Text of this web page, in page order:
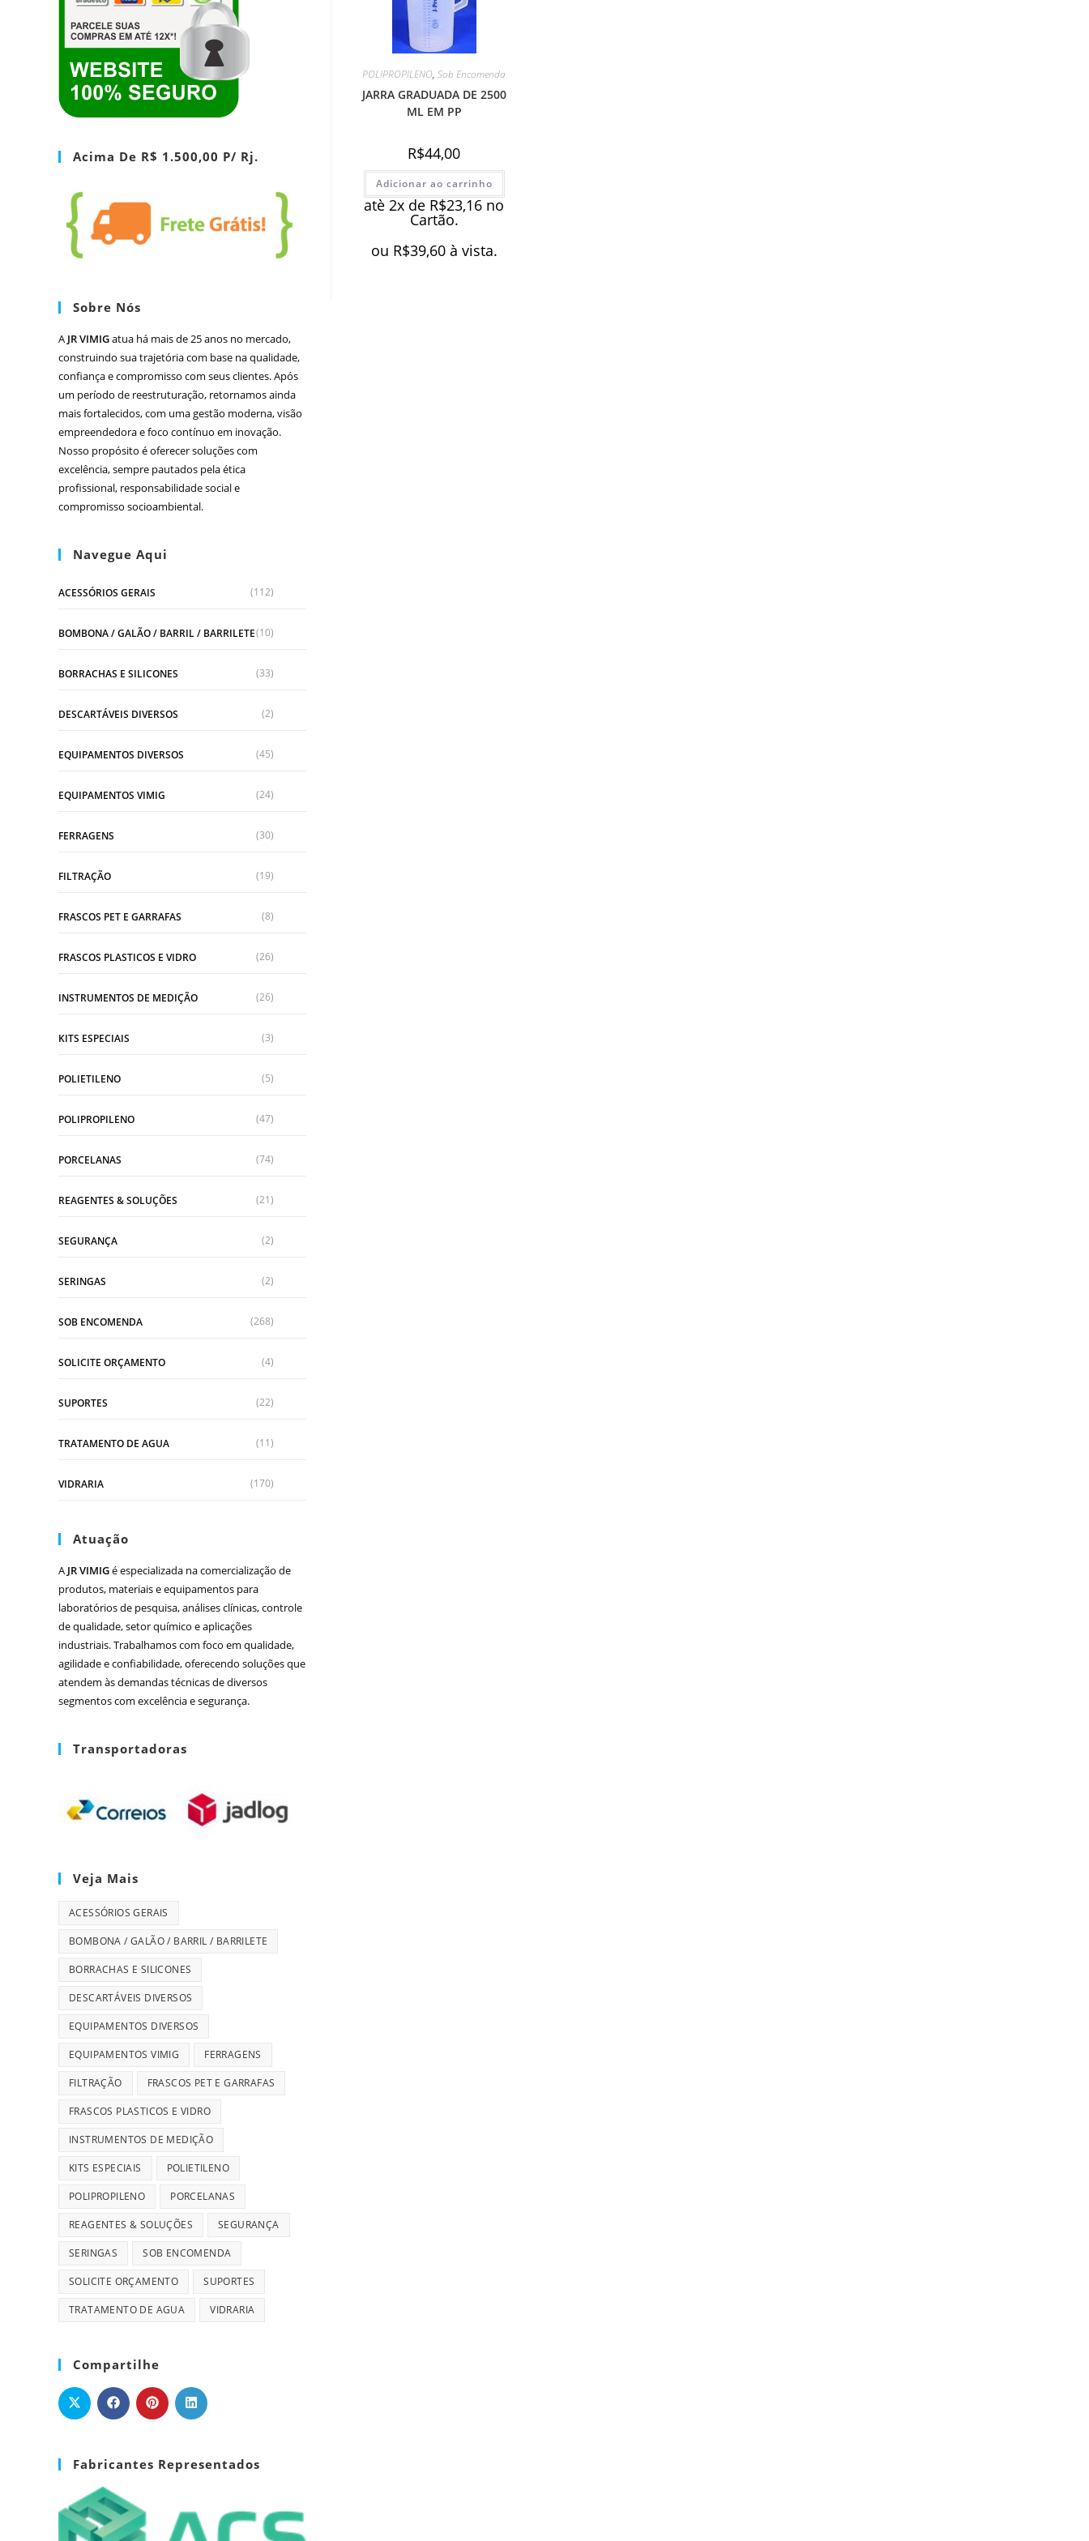
POLIPROPILENO,Sob Encomenda
JARRA GRADUADA DE 2500
ML EM PP
R$44,00
Adicionar ao carrinho
atè 2x de R$23,16 no
Cartão.
ou R$39,60 à vista.
Acima De R$ 1.500,00 P/ Rj.
Sobre Nós
A JR VIMIGatua há mais de 25 anos no mercado,
construindo sua trajetória com base na qualidade,
confiança e compromisso com seus clientes. Após
um período de reestruturação, retornamos ainda
mais fortalecidos, com uma gestão moderna, visão
empreendedora e foco contínuo em inovação.
Nosso propósito é oferecer soluções com
excelência, sempre pautados pela ética
profissional, responsabilidade social e
compromisso socioambiental.
Navegue Aqui
ACESSÓRIOS GERAIS (112)
BOMBONA / GALÃO / BARRIL / BARRILETE(10)
BORRACHAS E SILICONES (33)
DESCARTÁVEIS DIVERSOS (2)
EQUIPAMENTOS DIVERSOS (45)
EQUIPAMENTOS VIMIG (24)
FERRAGENS (30)
FILTRAÇÃO (19)
FRASCOS PET E GARRAFAS (8)
FRASCOS PLASTICOS E VIDRO (26)
INSTRUMENTOS DE MEDIÇÃO (26)
KITS ESPECIAIS (3)
POLIETILENO (5)
POLIPROPILENO (47)
PORCELANAS (74)
REAGENTES & SOLUÇÕES (21)
SEGURANÇA (2)
SERINGAS (2)
SOB ENCOMENDA (268)
SOLICITE ORÇAMENTO (4)
SUPORTES (22)
TRATAMENTO DE AGUA (11)
VIDRARIA (170)
Atuação
A JR VIMIGé especializada na comercialização de
produtos, materiais e equipamentos para
laboratórios de pesquisa, análises clínicas, controle
de qualidade, setor químico e aplicações
industriais. Trabalhamos com foco em qualidade,
agilidade e confiabilidade, oferecendo soluções que
atendem às demandas técnicas de diversos
segmentos com excelência e segurança.
Transportadoras
Veja Mais
ACESSÓRIOS GERAIS
BOMBONA / GALÃO / BARRIL / BARRILETE
BORRACHAS E SILICONES
DESCARTÁVEIS DIVERSOS
EQUIPAMENTOS DIVERSOS
EQUIPAMENTOS VIMIG FERRAGENS
FILTRAÇÃO FRASCOS PET E GARRAFAS
FRASCOS PLASTICOS E VIDRO
INSTRUMENTOS DE MEDIÇÃO
KITS ESPECIAIS POLIETILENO
POLIPROPILENO PORCELANAS
REAGENTES & SOLUÇÕES SEGURANÇA
SERINGAS SOB ENCOMENDA
SOLICITE ORÇAMENTO SUPORTES
TRATAMENTO DE AGUA VIDRARIA
Compartilhe
Fabricantes Representados